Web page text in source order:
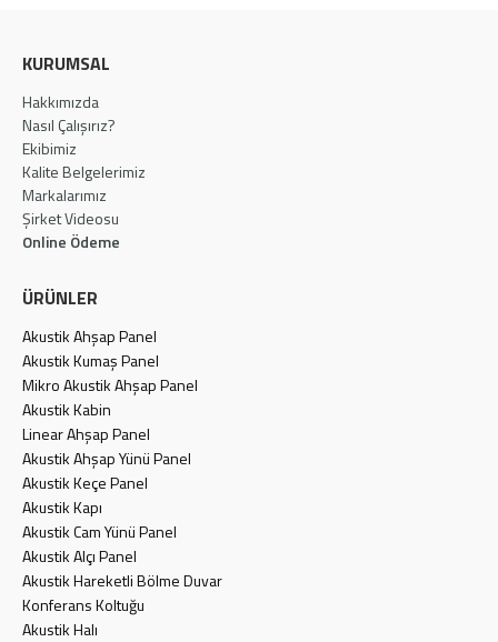
KURUMSAL
Hakkımızda
Nasıl Çalışırız?
Ekibimiz
Kalite Belgelerimiz
Markalarımız
Şirket Videosu
Online Ödeme
ÜRÜNLER
Akustik Ahşap Panel
Akustik Kumaş Panel
Mikro Akustik Ahşap Panel
Akustik Kabin
Linear Ahşap Panel
Akustik Ahşap Yünü Panel
Akustik Keçe Panel
Akustik Kapı
Akustik Cam Yünü Panel
Akustik Alçı Panel
Akustik Hareketli Bölme Duvar
Konferans Koltuğu
Akustik Halı